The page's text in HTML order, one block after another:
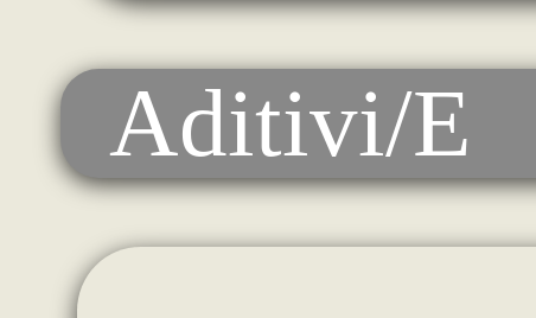
Aditivi/E